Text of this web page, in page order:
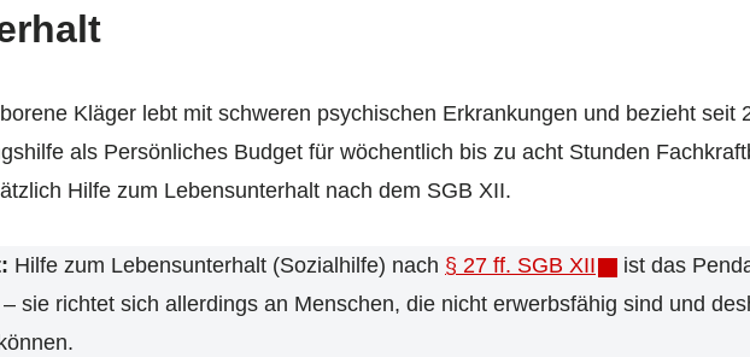
Kläger lebt mit schweren psychischen Erkrankungen und bezieht seit
als Persönliches Budget für wöchentlich bis zu acht Stunden
Hilfe zum Lebensunterhalt nach dem SGB XII.
Hilfe zum Lebensunterhalt (Sozialhilfe) nach § 27 ff. SGB XII
ist das
sie richtet sich allerdings an Menschen, die nicht erwerbsfähig sind und